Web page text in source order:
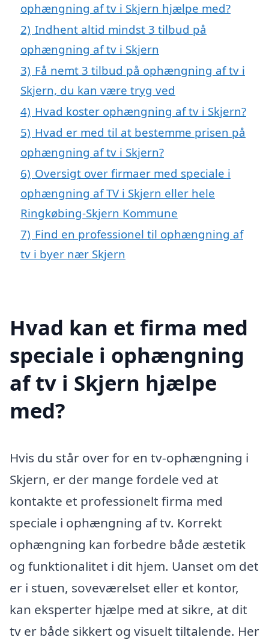
ophængning af tv i Skjern hjælpe med?
2) Indhent altid mindst 3 tilbud på
ophængning af tv i Skjern
3) Få nemt 3 tilbud på ophængning af tv i
Skjern, du kan være tryg ved
4) Hvad koster ophængning af tv i Skjern?
5) Hvad er med til at bestemme prisen på
ophængning af tv i Skjern?
6) Oversigt over firmaer med speciale i
ophængning af TV i Skjern eller hele
Ringkøbing-Skjern Kommune
7) Find en professionel til ophængning af
tv i byer nær Skjern
Hvad kan et firma med
speciale i ophængning
af tv i Skjern hjælpe
med?
Hvis du står over for en tv-ophængning i
Skjern, er der mange fordele ved at
kontakte et professionelt firma med
speciale i ophængning af tv. Korrekt
ophængning kan forbedre både æstetik
og funktionalitet i dit hjem. Uanset om det
er i stuen, soveværelset eller et kontor,
kan eksperter hjælpe med at sikre, at dit
tv er både sikkert og visuelt tiltalende. Her